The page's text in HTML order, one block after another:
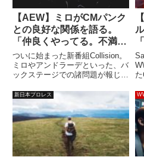
【AEW】ミロがCMパンク
との良好な関係を語る。
「仲良くやってる。不満が
あるヤツは自分の家で泣い
てろ」
ついに始まった新番組Collision。
ミロやアンドラーデといった、バ
ックステージでの諸問題が報じら
ているとされていたレスラーたち
も初回放送に出場し、健在ぶりを
アピールしました。アンドラーデ
とバディ・マシューズ...
新日本プロレス